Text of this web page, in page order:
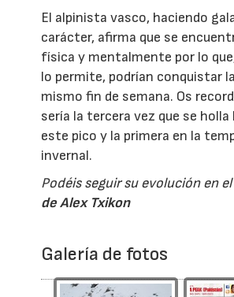
El alpinista vasco, haciendo
carácter, afirma que se
física y mentalmente por lo
lo permite, podrían conquistar
mismo fin de semana. Os
sería la tercera vez que se holla
este pico y la primera en la
invernal.
Podéis seguir su evolución en el
de Alex Txikon
Galería de fotos